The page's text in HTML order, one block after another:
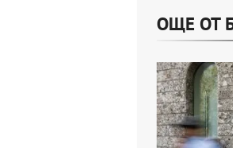
ОЩЕ ОТ